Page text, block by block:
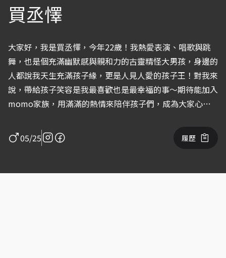
買丞懌
大家好，我是買丞懌，今年22歲！我熱愛表演、唱歌與跳
舞，也是個充滿幽默感與親和力的古靈精怪大男孩，身邊的
人都說我天生充滿孩子緣，更是人見人愛的孩子王！對我來
說，帶給孩子笑容是我最喜歡也是最幸福的事～期待能加入
momo家族，用滿滿的熱情來陪伴孩子們，成為大家心中
05/25
履歷